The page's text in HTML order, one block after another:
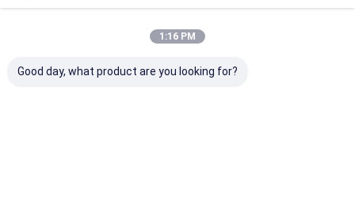
bandes de carbure de tungstène
Nos Catégories
1:16 PM
Good day, what product are you looking for?